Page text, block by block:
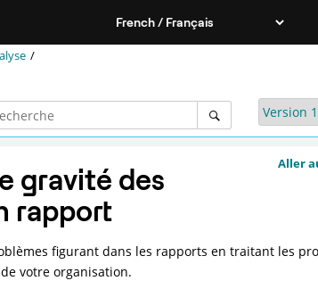
Aller
gravité des
rapport
figurant dans les rapports en traitant les
votre organisation.